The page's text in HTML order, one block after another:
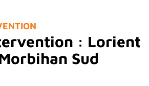
: Lorient
Sud